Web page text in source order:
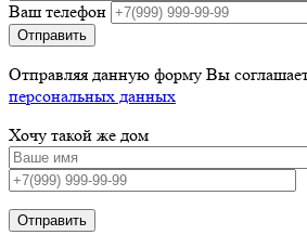
Ваш телефон
Отправляя данную форму Вы
персональных данных
Хочу такой же дом
Отправить